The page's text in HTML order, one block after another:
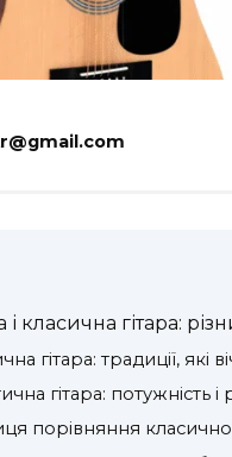
і класична гітара:
гітара: традиції, які
гітара: потужність і
порівняння класичної